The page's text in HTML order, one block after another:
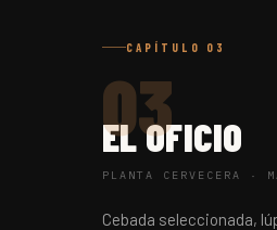
CAPÍTULO 03
03
EL OFICIO
PLANTA CERVECERA ·
Cebada seleccionada,